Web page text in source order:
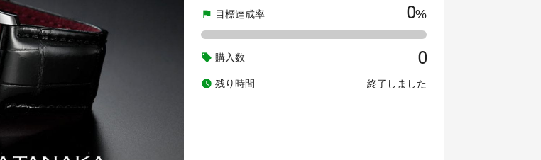
flag 目標達成率 0%
local_offer 購入数 0
watch_later 残り時間 終了しました